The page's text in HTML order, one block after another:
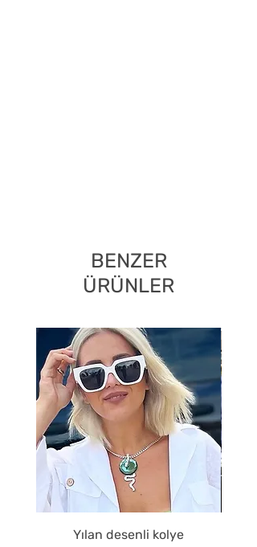
BENZER
ÜRÜNLER
Yılan desenli kolye